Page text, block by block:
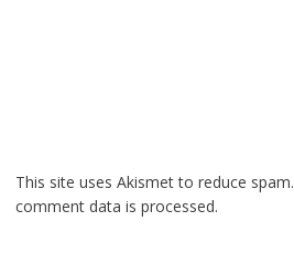
This site uses Akismet to reduce spam.
comment data is processed.